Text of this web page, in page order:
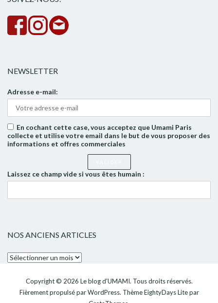
NEWSLETTER
Adresse e-mail:
En cochant cette case, vous acceptez que Umami Paris
collecte et utilise votre email dans le but de vous proposer des
informations et offres commerciales
Laissez ce champ vide si vous êtes humain :
NOS ANCIENS ARTICLES
Nos
articlesCopyright © 2026 Le blog d'UMAMI. Tous droits réservés.
Fièrement propulsé parWordPress. ThèmeEightyDays Litepar